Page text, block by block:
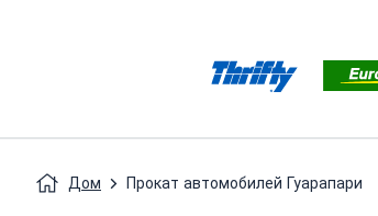
Дом Прокат автомобилей Гуарапари